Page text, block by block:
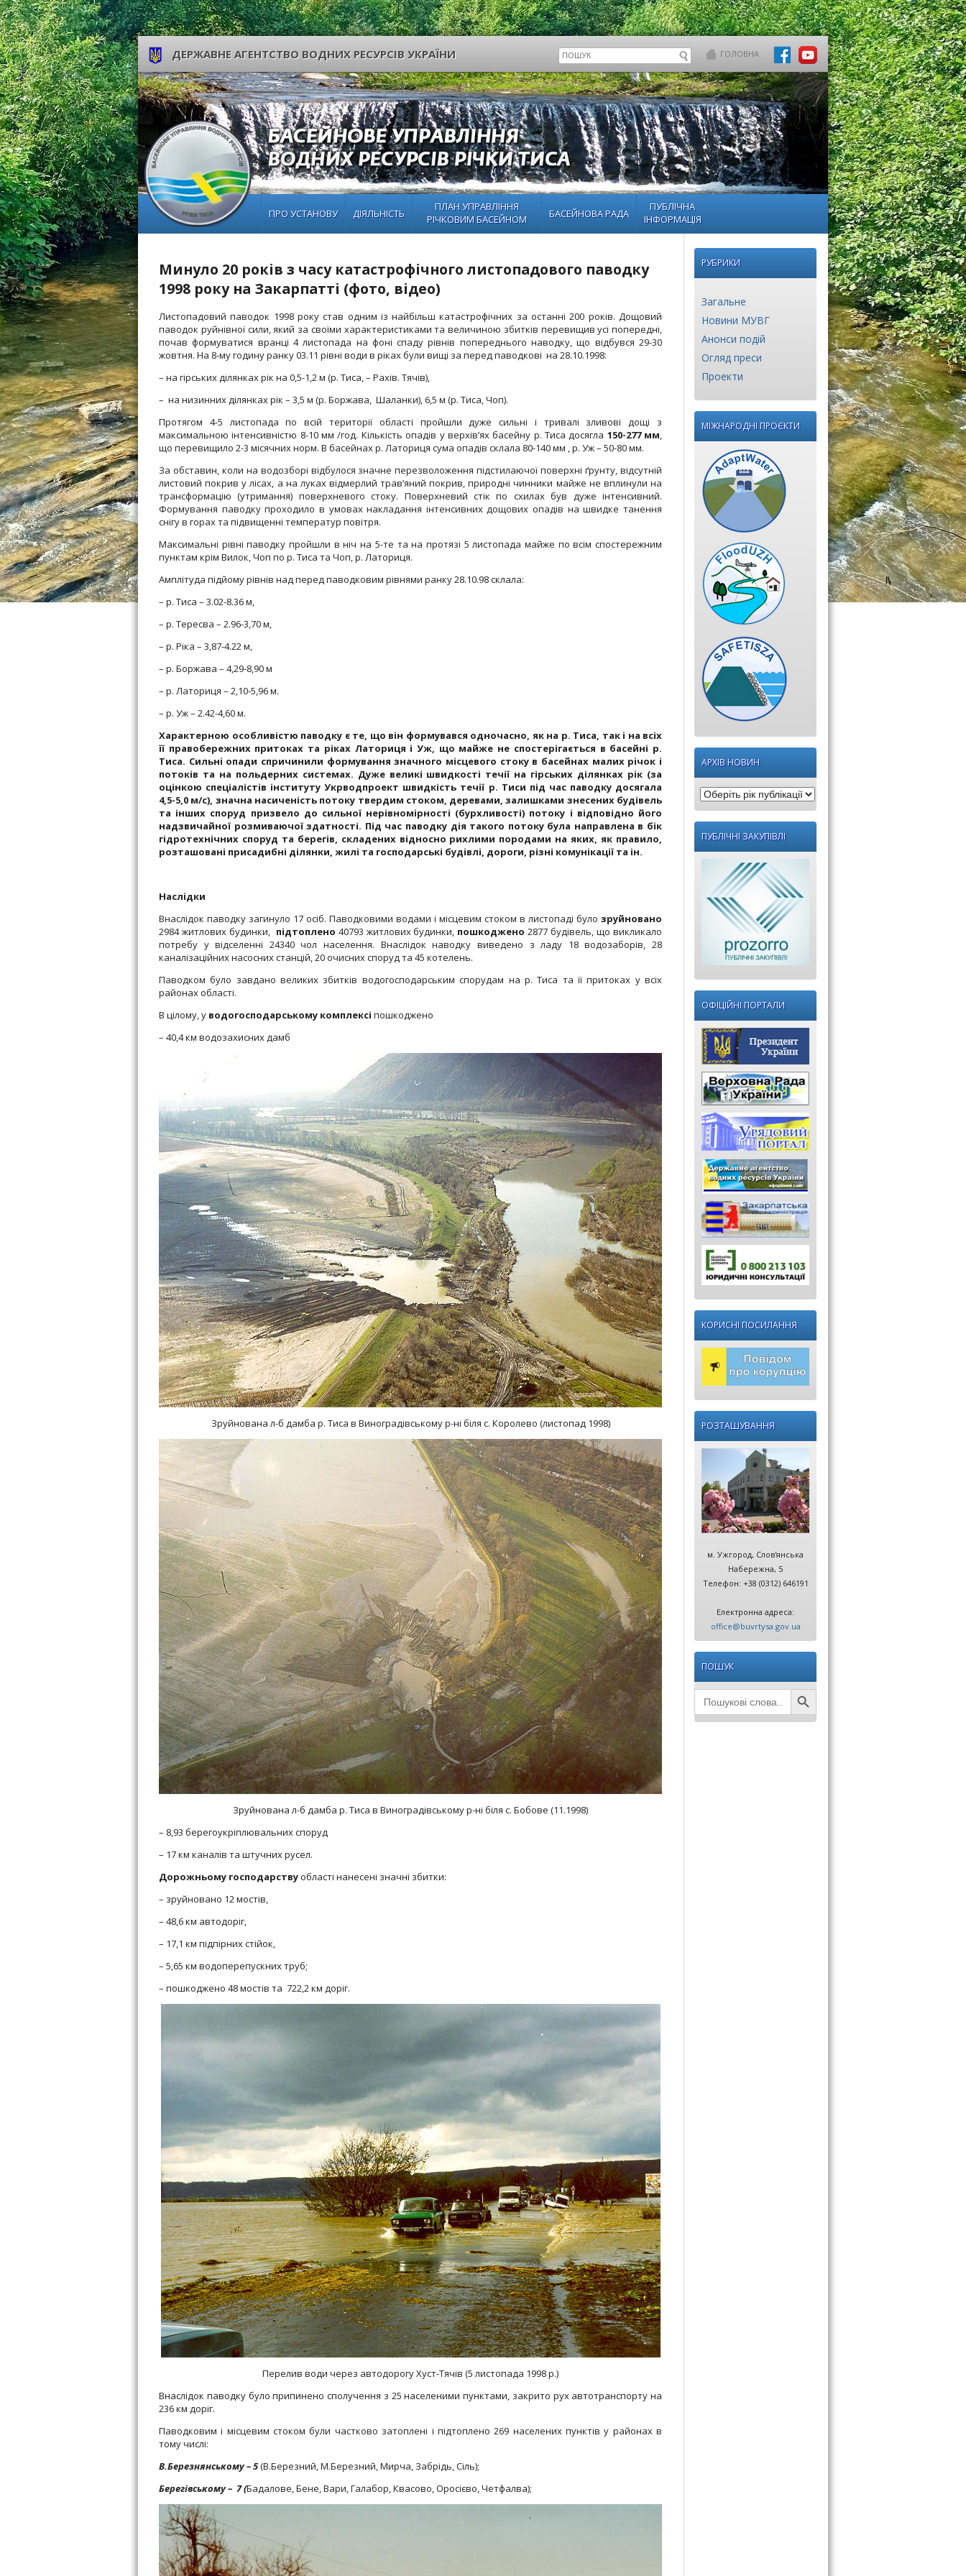
ДЕРЖАВНЕ АГЕНТСТВО ВОДНИХ РЕСУРСІВ УКРАЇНИ ГОЛОВНА
ПРО УСТАНОВУ ДІЯЛЬНІСТЬ
ПЛАН УПРАВЛІННЯ
РІЧКОВИМ БАСЕЙНОМ
БАСЕЙНОВА РАДА
ПУБЛІЧНА
ІНФОРМАЦІЯ
Минуло 20 років з часу катастрофічного листопадового паводку
1998 року на Закарпатті (фото, відео)
Листопадовий паводок 1998 року став одним із найбільш катастрофічних за останні 200 років. Дощовий
паводок руйнівної сили, який за своїми характеристиками та величиною збитків перевищив усі попередні,
почав формуватися вранці 4 листопада на фоні спаду рівнів попереднього наводку, що відбувся 29-30
жовтня. На 8-му годину ранку 03.11 рівні води в ріках були вищі за перед паводкові на 28.10.1998:
– на гірських ділянках рік на 0,5-1,2 м (р. Тиса, – Рахів. Тячів),
– на низинних ділянках рік – 3,5 м (р. Боржава, Шаланки), 6,5 м (р. Тиса, Чоп).
Протягом 4-5 листопада по всій території області пройшли дуже сильні і тривалі зливові дощі з
максимальною інтенсивністю 8-10 мм /год. Кількість опадів у верхів’ях басейну р. Тиса досягла 150-277 мм,
що перевищило 2-3 місячних норм. В басейнах р. Латориця сума опадів склала 80-140 мм , р. Уж – 50-80 мм.
За обставин, коли на водозборі відбулося значне перезволоження підстилаючої поверхні ґрунту, відсутній
листовий покрив у лісах, а на луках відмерлий трав’яний покрив, природні чинники майже не вплинули на
трансформацію (утримання) поверхневого стоку. Поверхневий стік по схилах був дуже інтенсивний.
Формування паводку проходило в умовах накладання інтенсивних дощових опадів на швидке танення
снігу в горах та підвищенні температур повітря.
Максимальні рівні паводку пройшли в ніч на 5-те та на протязі 5 листопада майже по всім спостережним
пунктам крім Вилок, Чоп по р. Тиса та Чоп, р. Латориця.
Амплітуда підйому рівнів над перед паводковим рівнями ранку 28.10.98 склала:
– р. Тиса – 3.02-8.36 м,
– р. Тересва – 2.96-3,70 м,
– р. Ріка – 3,87-4.22 м,
– р. Боржава – 4,29-8,90 м
– р. Латориця – 2,10-5,96 м.
– р. Уж – 2.42-4,60 м.
Характерною особливістю паводку є те, що він формувався одночасно, як на р. Тиса, так і на всіх
її правобережних притоках та ріках Латориця і Уж, що майже не спостерігається в басейні р.
Тиса. Сильні опади спричинили формування значного місцевого стоку в басейнах малих річок і
потоків та на польдерних системах. Дуже великі швидкості течії на гірських ділянках рік (за
оцінкою спеціалістів інституту Укрводпроект швидкість течії р. Тиси під час паводку досягала
4,5-5,0 м/с), значна насиченість потоку твердим стоком, деревами, залишками знесених будівель
та інших споруд призвело до сильної нерівномірності (бурхливості) потоку і відповідно його
надзвичайної розмиваючої здатності. Під час паводку дія такого потоку була направлена в бік
гідротехнічних споруд та берегів, складених відносно рихлими породами на яких, як правило,
розташовані присадибні ділянки, жилі та господарські будівлі, дороги, різні комунікації та ін.
Наслідки
Внаслідок паводку загинуло 17 осіб. Паводковими водами і місцевим стоком в листопаді було зруйновано
2984 житлових будинки, підтоплено 40793 житлових будинки, пошкоджено 2877 будівель, що викликало
потребу у відселенні 24340 чол населення. Внаслідок наводку виведено з ладу 18 водозаборів, 28
каналізаційних насосних станцій, 20 очисних споруд та 45 котелень.
Паводком було завдано великих збитків водогосподарським спорудам на р. Тиса та її притоках у всіх
районах області.
В цілому, у водогосподарському комплексі пошкоджено
– 40,4 км водозахисних дамб
Зруйнована л-б дамба р. Тиса в Виноградiвському р-нi бiля с. Королево (листопад 1998)
Зруйнована л-б дамба р. Тиса в Виноградівському р-нi бiля с. Бобове (11.1998)
– 8,93 берегоукріплювальних споруд
– 17 км каналів та штучних русел.
Дорожньому господарствуобласті нанесені значні збитки:
– зруйновано 12 мостів,
– 48,6 км автодоріг,
– 17,1 км підпірних стійок,
– 5,65 км водоперепускних труб;
– пошкоджено 48 мостів та 722,2 км доріг.
Перелив води через автодорогу Хуст-Тячiв (5 листопада 1998 р.)
Внаслідок паводку було припинено сполучення з 25 населеними пунктами, закрито рух автотранспорту на
236 км доріг.
Паводковим і місцевим стоком були частково затоплені і підтоплено 269 населених пунктів у районах в
тому числі:
В.Березнянському–5(В.Березний, М.Березний, Мирча, Забрідь, Сіль);
Берегівському– 7(Бадалове, Бене, Вари, Галабор, Квасово, Оросієво, Четфалва);
РУБРИКИ
Загальне
Новини МУВГ
Анонси подій
Огляд преси
Проекти
МІЖНАРОДНІ ПРОЄКТИ
АРХІВ НОВИН
Оберіть
рік
публікації:
ПУБЛІЧНІ ЗАКУПІВЛІ
ОФІЦІЙНІ ПОРТАЛИ
КОРИСНІ ПОСИЛАННЯ
РОЗТАШУВАННЯ
м. Ужгород, Слов'янська
Набережна, 5
Телефон: +38 (0312) 646191
Електронна адреса:
office@buvrtysa.gov.ua
ПОШУК
Search
for:
Search Button